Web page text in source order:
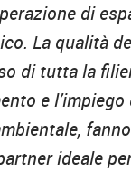
di
La qualità
di tutta la
e
ideale